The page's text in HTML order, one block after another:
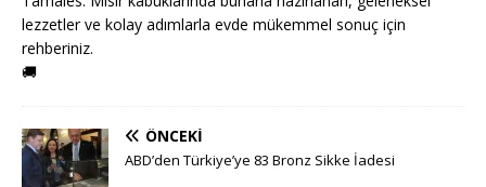
lezzetler ve kolay adımlarla evde mükemmel sonuç için
rehberiniz.
🚚
ÖNCEKI
ABD’den Türkiye’ye 83 Bronz Sikke İadesi